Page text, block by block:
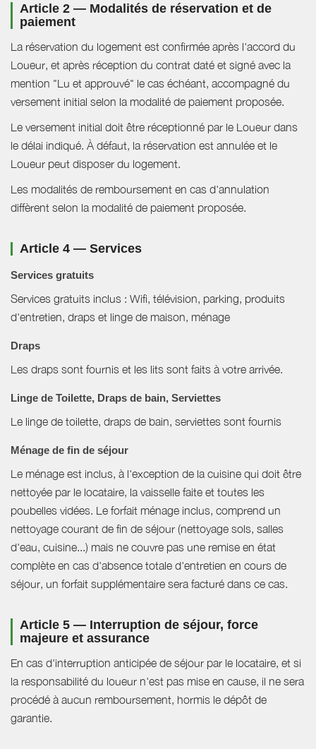
Article 2 — Modalités de réservation et de
paiement
La réservation du logement est confirmée après l'accord du
Loueur, et après réception du contrat daté et signé avec la
mention "Lu et approuvé" le cas échéant, accompagné du
versement initial selon la modalité de paiement proposée.
Le versement initial doit être réceptionné par le Loueur dans
le délai indiqué. À défaut, la réservation est annulée et le
Loueur peut disposer du logement.
Les modalités de remboursement en cas d'annulation
diffèrent selon la modalité de paiement proposée.
Article 4 — Services
Services gratuits
Services gratuits inclus : Wifi, télévision, parking, produits
d'entretien, draps et linge de maison, ménage
Draps
Les draps sont fournis et les lits sont faits à votre arrivée.
Linge de Toilette, Draps de bain, Serviettes
Le linge de toilette, draps de bain, serviettes sont fournis
Ménage de fin de séjour
Le ménage est inclus, à l'exception de la cuisine qui doit être
nettoyée par le locataire, la vaisselle faite et toutes les
poubelles vidées. Le forfait ménage inclus, comprend un
nettoyage courant de fin de séjour (nettoyage sols, salles
d'eau, cuisine...) mais ne couvre pas une remise en état
complète en cas d'absence totale d'entretien en cours de
séjour, un forfait supplémentaire sera facturé dans ce cas.
Article 5 — Interruption de séjour, force
majeure et assurance
En cas d'interruption anticipée de séjour par le locataire, et si
la responsabilité du loueur n'est pas mise en cause, il ne sera
procédé à aucun remboursement, hormis le dépôt de
garantie.